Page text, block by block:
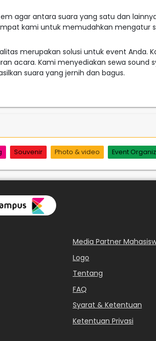
agar antara suara yang satu dan
kami untuk memudahkan mengatur
merupakan solusi untuk event Anda.
acara. Kami menyediakan sewa sound
suara yang jernih dan bagus.
Souvenir Photo & video Event
Media Partner
Logo
Tentang
FAQ
Syarat & Ketentuan
Ketentuan Privasi